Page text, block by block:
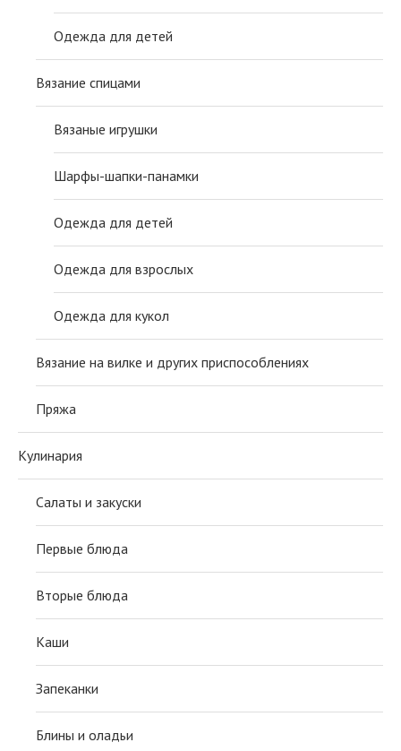
Одежда для детей
Вязание спицами
Вязаные игрушки
Шарфы-шапки-панамки
Одежда для детей
Одежда для взрослых
Одежда для кукол
Вязание на вилке и других приспособлениях
Пряжа
Кулинария
Салаты и закуски
Первые блюда
Вторые блюда
Каши
Запеканки
Блины и оладьи